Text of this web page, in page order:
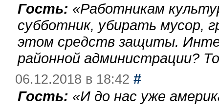
Гость: «Работникам
субботник, убирать мусор,
этом средств защиты.
районной администрации?
06.12.2018 в 18:42 #
Гость: «И до нас уже